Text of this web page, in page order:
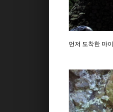
먼저 도착한 마